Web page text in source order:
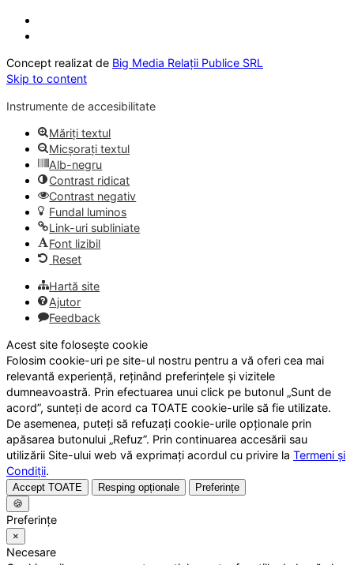
Concept realizat de Big Media Relații Publice SRL
Skip to content
Instrumente de accesibilitate
Măriți textul
Micșorați textul
Alb-negru
Contrast ridicat
Contrast negativ
Fundal luminos
Link-uri subliniate
Font lizibil
Reset
Hartă site
Ajutor
Feedback
Acest site folosește cookie
Folosim cookie-uri pe site-ul nostru pentru a vă oferi cea mai
relevantă experiență, reținând preferințele și vizitele
dumneavoastră. Prin efectuarea unui click pe butonul „Sunt de
acord”, sunteți de acord ca TOATE cookie-urile să fie utilizate.
De asemenea, puteți să refuzați cookie-urile opționale prin
apăsarea butonului „Refuz”. Prin continuarea accesării sau
utilizării Site-ului web vă exprimați acordul cu privire la Termeni și
Condiții.
Accept TOATE Resping opționale
Preferințe
🍪
Preferințe
×
Necesare